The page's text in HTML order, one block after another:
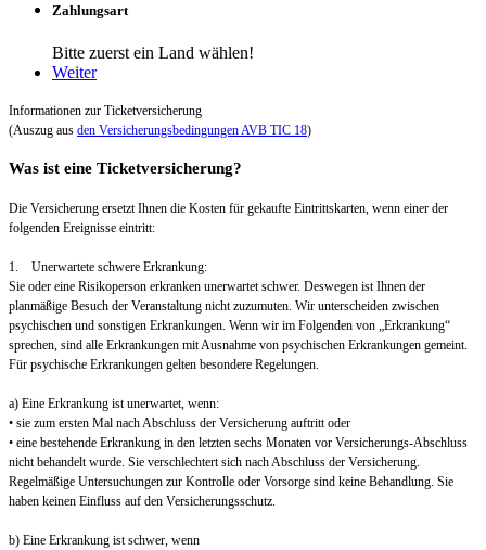
Zahlungsart
Bitte zuerst ein Land wählen!
Weiter
Informationen zur Ticketversicherung
(Auszug aus den Versicherungsbedingungen AVB TIC 18)
Was ist eine Ticketversicherung?
Die Versicherung ersetzt Ihnen die Kosten für gekaufte Eintrittskarten, wenn einer der
folgenden Ereignisse eintritt:
1. Unerwartete schwere Erkrankung:
Sie oder eine Risikoperson erkranken unerwartet schwer. Deswegen ist Ihnen der
planmäßige Besuch der Veranstaltung nicht zuzumuten. Wir unterscheiden zwischen
psychischen und sonstigen Erkrankungen. Wenn wir im Folgenden von „Erkrankung“
sprechen, sind alle Erkrankungen mit Ausnahme von psychischen Erkrankungen gemeint.
Für psychische Erkrankungen gelten besondere Regelungen.
a) Eine Erkrankung ist unerwartet, wenn:
• sie zum ersten Mal nach Abschluss der Versicherung auftritt oder
• eine bestehende Erkrankung in den letzten sechs Monaten vor Versicherungs-Abschluss
nicht behandelt wurde. Sie verschlechtert sich nach Abschluss der Versicherung.
Regelmäßige Untersuchungen zur Kontrolle oder Vorsorge sind keine Behandlung. Sie
haben keinen Einfluss auf den Versicherungsschutz.
b) Eine Erkrankung ist schwer, wenn